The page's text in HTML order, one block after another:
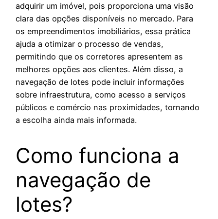
adquirir um imóvel, pois proporciona uma visão
clara das opções disponíveis no mercado. Para
os empreendimentos imobiliários, essa prática
ajuda a otimizar o processo de vendas,
permitindo que os corretores apresentem as
melhores opções aos clientes. Além disso, a
navegação de lotes pode incluir informações
sobre infraestrutura, como acesso a serviços
públicos e comércio nas proximidades, tornando
a escolha ainda mais informada.
Como funciona a
navegação de
lotes?